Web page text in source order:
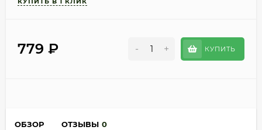
779 ₽ - + КУПИТЬ
ОБЗОР ОТЗЫВЫ 0